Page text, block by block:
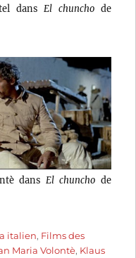
dans El chunchode
dans El chuncho de
italien, Films des
Maria Volontè, Klaus